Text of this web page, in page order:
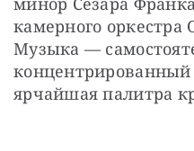
камерного оркестра
Музыка —
концентрированный
ярчайшая палитра